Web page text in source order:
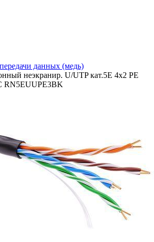
данных (медь)
неэкранир. U/UTP кат.5E 4х2 PE
RN5EUUPE3BK